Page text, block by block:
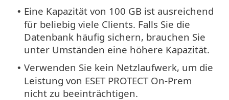
• Eine Kapazität von 100 GB ist ausreichend
für beliebig viele Clients. Falls Sie die
Datenbank häufig sichern, brauchen Sie
unter Umständen eine höhere Kapazität.
• Verwenden Sie kein Netzlaufwerk, um die
Leistung von ESET PROTECT On-Prem
nicht zu beeinträchtigen.